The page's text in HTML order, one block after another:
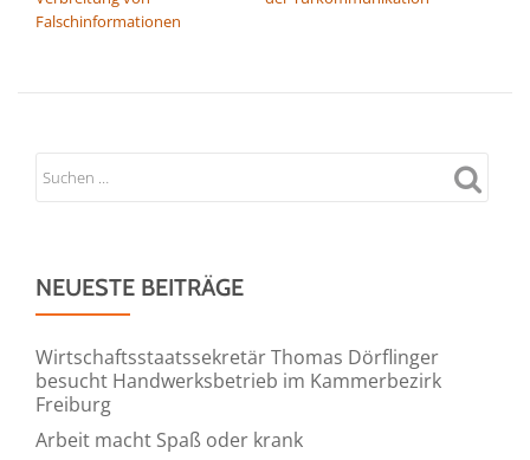
Falschinformationen
NEUESTE BEITRÄGE
Wirtschaftsstaatssekretär Thomas Dörflinger
besucht Handwerksbetrieb im Kammerbezirk
Freiburg
Arbeit macht Spaß oder krank